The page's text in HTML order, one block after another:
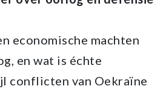
economische machten
en wat is échte
conflicten van Oekraïne